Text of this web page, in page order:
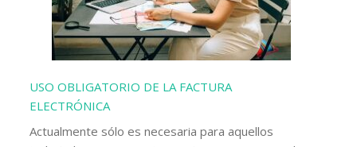
USO OBLIGATORIO DE LA FACTURA
ELECTRÓNICA
Actualmente sólo es necesaria para aquellos